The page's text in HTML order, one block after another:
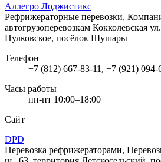
Аллегро Лоджистикс
Рефрижераторные перевозки,
автогрузоперевозкам Кокколевская
Пулковское, посёлок Шушары
Телефон
+7 (812) 667-83-11, +7 (921) 094-
Часы работы
пн-пт 10:00–18:00
Сайт
DPD
Перевозка рефрижераторами,